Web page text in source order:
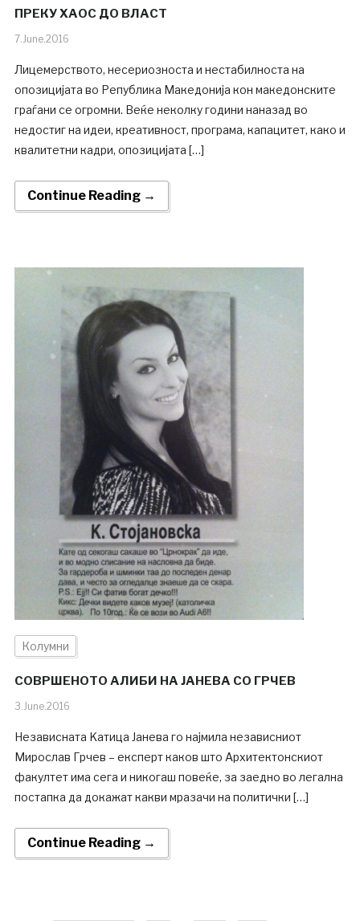
ПРЕКУ ХАОС ДО ВЛАСТ
7.June.2016
Лицемерството, несериозноста и нестабилноста на
опозицијата во Република Македонија кон македонските
граѓани се огромни. Веќе неколку години наназад во
недостиг на идеи, креативност, програма, капацитет, како и
квалитетни кадри, опозицијата […]
Continue Reading →
Колумни
СОВРШЕНОТО АЛИБИ НА ЈАНЕВА СО ГРЧЕВ
3.June.2016
Независната Kатица Јанева го најмила независниот
Мирослав Грчев – експерт каков што Архитектонскиот
факултет има сега и никогаш повеќе, за заедно во легална
постапка да докажат какви мразачи на политички […]
Continue Reading →